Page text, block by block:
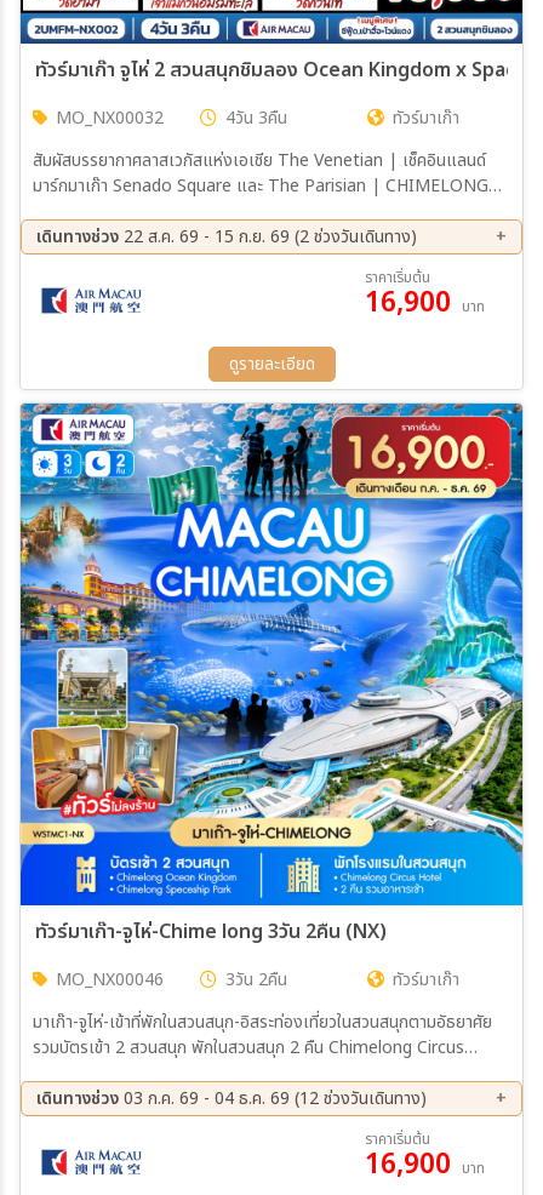
ทัวร์มาเก๊า จูไห่ 2 สวนสนุกชิมลอง Ocean Kingdom x
MO_NX00032 4วัน 3คืน
ทัวร์มาเก๊า
สัมผัสบรรยากาศลาสเวกัสแห่งเอเชีย The Venetian | เช็คอินแลนด์
มาร์กมาเก๊า Senado Square และ The Parisian | CHIMELONG
มันส์ทะลุมิติ | CHIMELONG OCEAN KINGDOM ตื่นตากับโชว์วาฬ
เบลูก้าน่ารักแสนรู้ ใจเต้นแรงกับเครื่องเล่นสุดมันส์
เดินทางช่วง 22 ส.ค. 69 - 15 ก.ย. 69 (2 ช่วงวันเดินทาง)
12 ก.ย. 69 - 15 ก.ย. 69
ราคาเริ่มต้น
16,900 บาท
ดูรายละเอียด
ทัวร์มาเก๊า-จูไห่-Chime long 3วัน 2คืน (NX)
MO_NX00046 3วัน 2คืน
ทัวร์มาเก๊า
มาเก๊า-จูไห่-เข้าที่พักในสวนสนุก-อิสระท่องเที่ยวในสวนสนุกตามอัธยาศัย
รวมบัตรเข้า 2 สวนสนุก พักในสวนสนุก 2 คืน Chimelong Circus
SPACESHIP PARK
เดินทางช่วง03 ก.ค. 69 - 04 ธ.ค. 69 (12 ช่วงวันเดินทาง)
27 ส.ค. 69 - 29 ส.ค. 69
31 ส.ค. 69 - 02 ก.ย. 69
07 ก.ย. 69 - 09 ก.ย. 69
14 ก.ย. 69 - 16 ก.ย. 69
22 ก.ย. 69 - 24 ก.ย. 69
ราคาเริ่มต้น
16,900 บาท